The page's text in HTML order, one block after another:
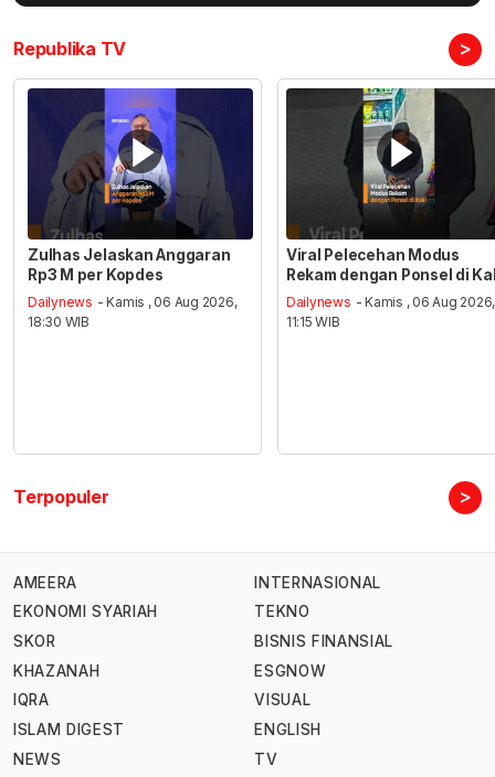
Republika TV >
Zulhas Jelaskan Anggaran
Rp3 M per Kopdes
Dailynews - Kamis , 06 Aug 2026,
18:30 WIB
Viral Pelecehan Modus
Rekam dengan Ponsel di
Dailynews - Kamis , 06 Aug 2026,
11:15 WIB
Terpopuler >
AMEERA
EKONOMI SYARIAH
SKOR
KHAZANAH
IQRA
ISLAM DIGEST
NEWS
INTERNASIONAL
TEKNO
BISNIS FINANSIAL
ESGNOW
VISUAL
ENGLISH
TV